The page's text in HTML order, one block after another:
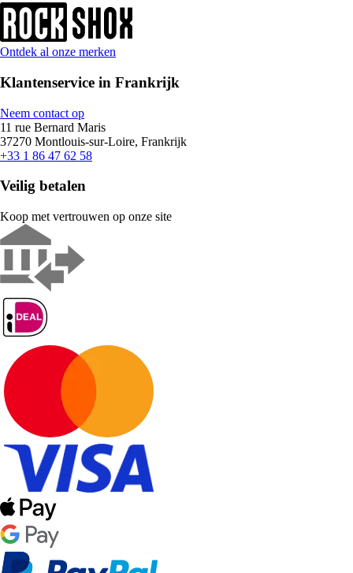
Ontdek al onze merken
Klantenservice in Frankrijk
Neem contact op
11 rue Bernard Maris
37270 Montlouis-sur-Loire, Frankrijk
+33 1 86 47 62 58
Veilig betalen
Koop met vertrouwen op onze site